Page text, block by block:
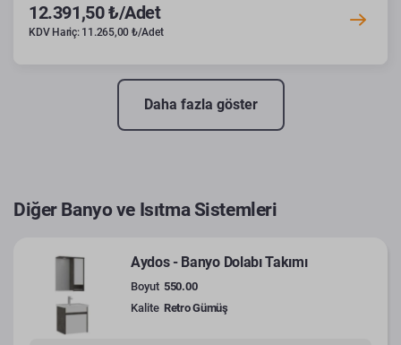
12.391,50 ₺/Adet
KDV Hariç: 11.265,00 ₺/Adet
Daha fazla göster
Diğer Banyo ve Isıtma Sistemleri
Aydos - Banyo Dolabı Takımı
Boyut 550.00
Kalite Retro Gümüş